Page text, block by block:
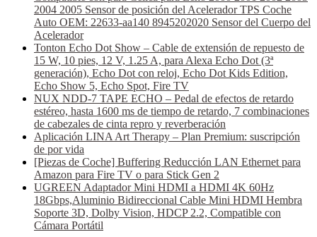
2004 2005 Sensor de posición del Acelerador TPS Coche
Auto OEM: 22633-aa140 8945202020 Sensor del Cuerpo del
Acelerador
Tonton Echo Dot Show – Cable de extensión de repuesto de
15 W, 10 pies, 12 V, 1.25 A, para Alexa Echo Dot (3ª
generación), Echo Dot con reloj, Echo Dot Kids Edition,
Echo Show 5, Echo Spot, Fire TV
NUX NDD-7 TAPE ECHO – Pedal de efectos de retardo
estéreo, hasta 1600 ms de tiempo de retardo, 7 combinaciones
de cabezales de cinta repro y reverberación
Aplicación LINA Art Therapy – Plan Premium: suscripción
de por vida
[Piezas de Coche] Buffering Reducción LAN Ethernet para
Amazon para Fire TV o para Stick Gen 2
UGREEN Adaptador Mini HDMI a HDMI 4K 60Hz
18Gbps,Aluminio Bidireccional Cable Mini HDMI Hembra
Soporte 3D, Dolby Vision, HDCP 2.2, Compatible con
Cámara Portátil